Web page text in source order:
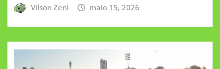
Vilson Zeni maio 15, 2026